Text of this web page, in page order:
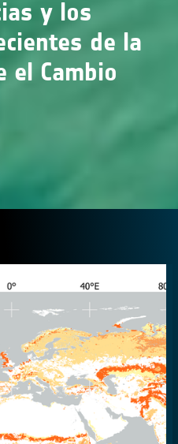
y los
de la
Cambio